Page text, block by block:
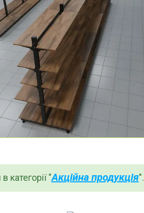
категорії "Акційна продукція".